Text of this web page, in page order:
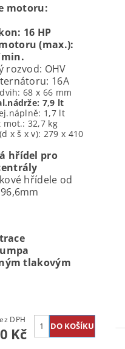
motoru:
16 HP
(max.):
rozvod: OHV
16A
68 x 66 mm
7,9 lt
1,7 lt
mot.: 32,7 kg
x š x v): 279 x 410
hřídel pro
hřídele od
tlakovým
Kč bez DPH
Kč